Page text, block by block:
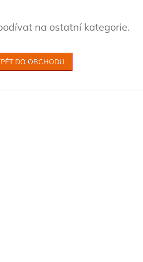
na ostatní kategorie.
DO OBCHODU